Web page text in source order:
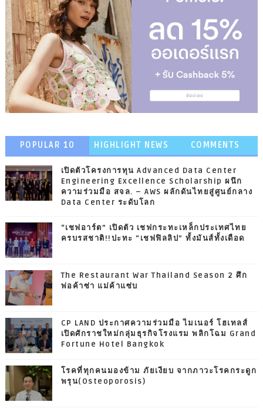
POPULAR 10 HIGHLIGHT NEWS COMMENTS
เปิดตัวโครงการทุน Advanced Data Center
Engineering Excellence Scholarship ผนึก
ความร่วมมือ สจล. – AWS ผลักดันไทยสู่ศูนย์กลาง
Data Center ระดับโลก
“เชฟอาร์ต” เปิดตัว เชฟกระทะเหล็กประเทศไทย
ครบรสชาติ!!ปะทะ “เชฟฟิลลิป” ทั้งมันส์ทั้งเดือด
The Restaurant War Thailand Season 2 ศึก
พ่อค้าซ่า แม่ค้าแซ่บ
CP LAND ประกาศความร่วมมือ ไมเนอร์ โฮเทลส์
เปิดศักราชใหม่กลุ่มธุรกิจโรงแรม พลิกโฉม Grand
Fortune Hotel Bangkok
โรคที่ทุกคนมองข้าม ภัยเงียบ จากภาวะโรคกระดูก
พรุน(Osteoporosis)